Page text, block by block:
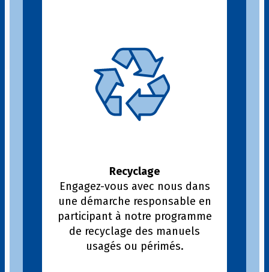
Recyclage
Engagez-vous avec nous dans
une démarche responsable en
participant à notre programme
de recyclage des manuels
usagés ou périmés.